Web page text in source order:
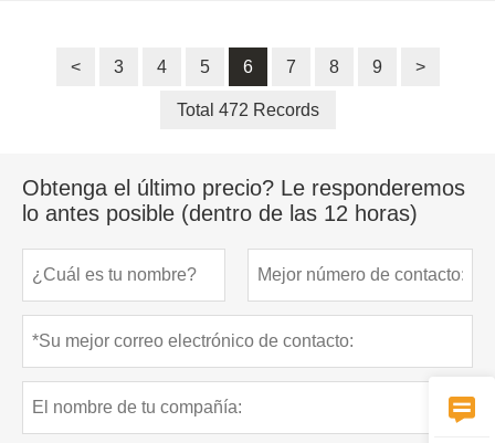
< 3 4 5 6 7 8 9 >
Total 472 Records
Obtenga el último precio? Le responderemos
lo antes posible (dentro de las 12 horas)
